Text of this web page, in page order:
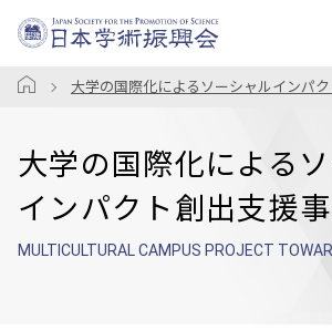
大学の国際化によるソーシャルインパ
大学の国際化による
インパクト創出支援
MULTICULTURAL CAMPUS PROJECT